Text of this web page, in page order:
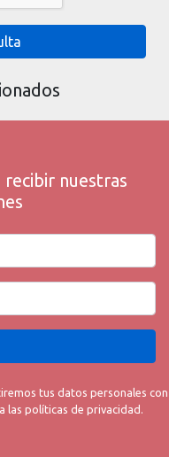
recibir nuestras
tus datos personales con
las políticas de privacidad.